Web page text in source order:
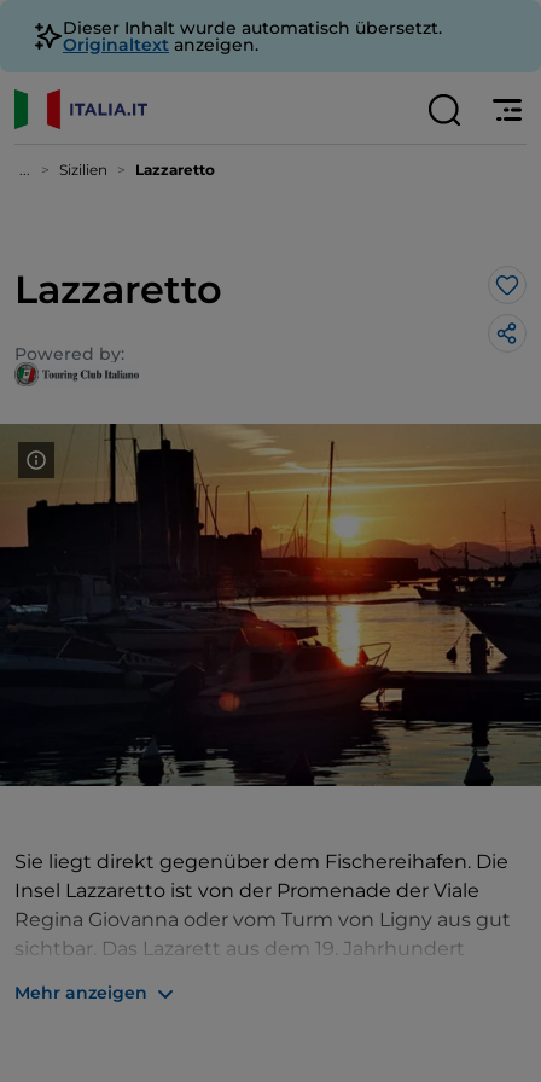
Dieser Inhalt wurde automatisch übersetzt.
Originaltext anzeigen.
... Sizilien Lazzaretto
Lazzaretto
Powered by:
Sie liegt direkt gegenüber dem Fischereihafen. Die
Insel Lazzaretto ist von der Promenade der Viale
Regina Giovanna oder vom Turm von Ligny aus gut
sichtbar. Das Lazarett aus dem 19. Jahrhundert
durch einen Schotterdamm mit dem Festland
Mehr anzeigen